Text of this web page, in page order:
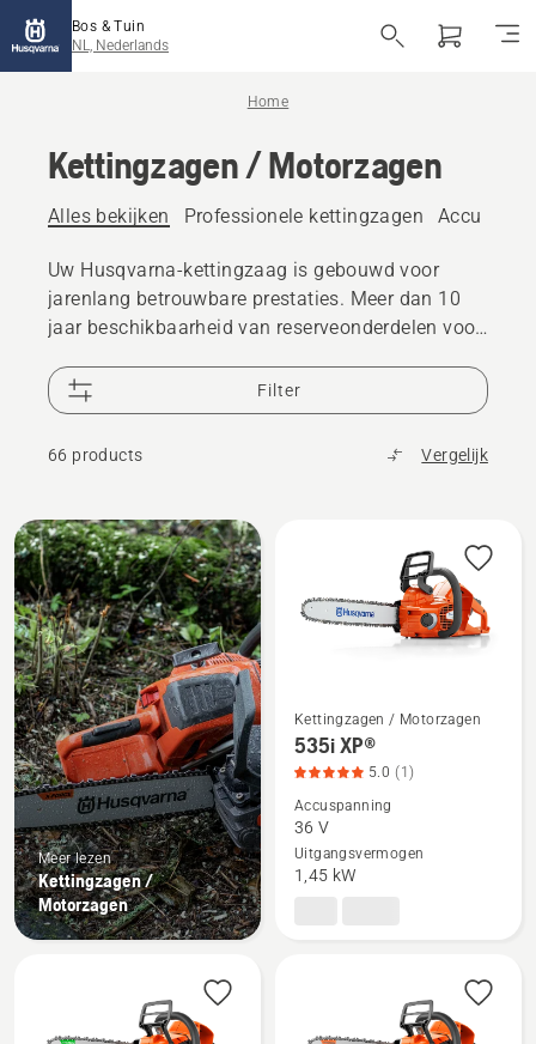
Bos & Tuin
NL, Nederlands
Home
Kettingzagen / Motorzagen
Alles bekijken Professionele kettingzagen Accu
Uw Husqvarna-kettingzaag is gebouwd voor
jarenlang betrouwbare prestaties. Meer dan 10
jaar beschikbaarheid van reserveonderdelen voor
voor u als u ondersteuning nodig hebt
Filter
66 products Vergelijk
Bekijk
alle
producten
Meer lezen
Kettingzagen /
Motorzagen
Bekijk
meer
details
over
535i
XP®,
Kettingzagen / Motorzagen
535i XP®
5.0 (1)
Accuspanning
36 V
Uitgangsvermogen
1,45 kW